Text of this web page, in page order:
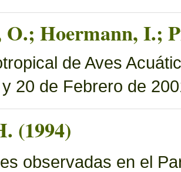
Hoermann, I.;
de Aves
20 de Febrero de
(1994)
observadas en el